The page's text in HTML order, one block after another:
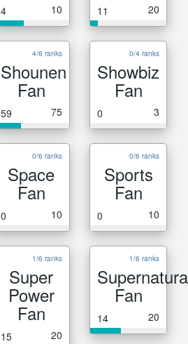
4 10 11 20
4/6 ranks
Shounen
Fan
59 75
0/4 ranks
Showbiz
Fan
0 3
0/6 ranks
Space
Fan
0 10
0/6 ranks
Sports
Fan
0 10
1/6 ranks
Super
Power
Fan
15 20
1/6 ranks
Fan
14 20